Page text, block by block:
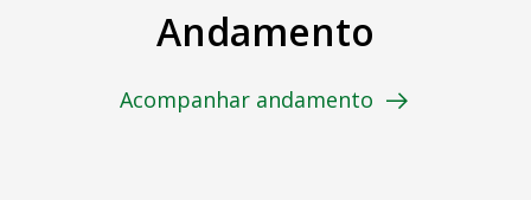
Andamento
Acompanhar andamento